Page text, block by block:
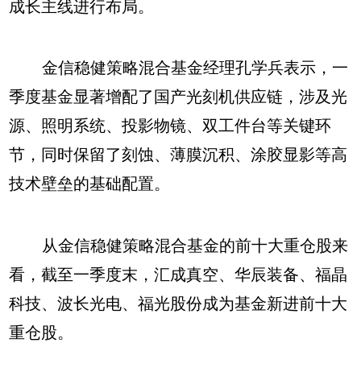
成长主线进行布局。
金信稳健策略混合基金经理孔学兵表示，一
季度基金显著增配了国产光刻机供应链，涉及光
源、照明系统、投影物镜、双工件台等关键环
节，同时保留了刻蚀、薄膜沉积、涂胶显影等高
技术壁垒的基础配置。
从金信稳健策略混合基金的前十大重仓股来
看，截至一季度末，汇成真空、华辰装备、福晶
科技、波长光电、福光股份成为基金新进前十大
重仓股。